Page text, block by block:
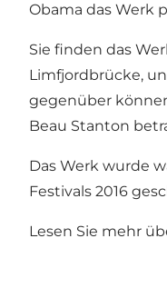
Obama das Werk
Sie finden das
Limfjordbrücke,
gegenüber
Beau Stanton
Das Werk wurde
Festivals 2016
Lesen Sie mehr